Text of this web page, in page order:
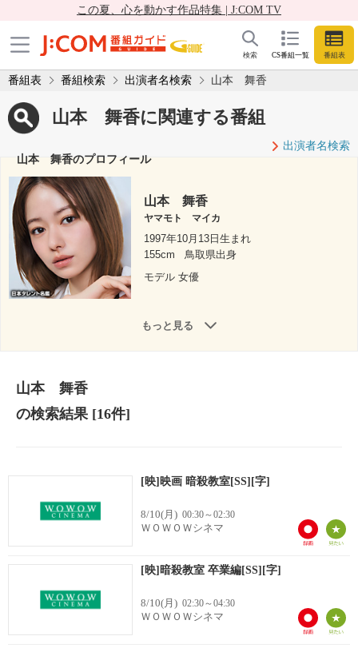
この夏、心を動かす作品特集 | J:COM TV
CS番組一覧 番組表
検索
番組表 番組検索 出演者名検索 山本 舞香
山本 舞香に関連する番組
出演者名検索
山本 舞香のプロフィール
山本 舞香
ヤマモト マイカ
1997年10月13日生まれ
155cm
鳥取県出身
モデル 女優
もっと見る
山本 舞香
の検索結果[16件]
[映]映画 暗殺教室[SS][字]
8/10(月) 00:30～02:30
ＷＯＷＯＷシネマ
[映]暗殺教室 卒業編[SS][字]
8/10(月) 02:30～04:30
ＷＯＷＯＷシネマ